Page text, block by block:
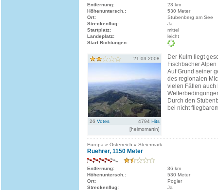
Entfernung:
23 km
Höhenuntersch.:
530 Meter
Ort:
Stubenberg am See
Streckenflug:
Ja
Startplatz:
mittel
Landeplatz:
leicht
Start Richtungen:
21.03.2008
26 Votes 4794 Hits
[heimomartin]
Der Kulm liegt
Fischbacher
Auf Grund seiner
des regionalen
vielen Fällen auch
Durch den
bei nicht
Europa » Österreich » Steiermark
Ruehrer, 1150 Meter
Entfernung:
36 km
Höhenuntersch.:
530 Meter
Ort:
Pogier
Streckenflug:
Ja